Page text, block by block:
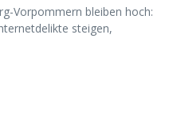
Vorpommern bleiben hoch:
steigen,